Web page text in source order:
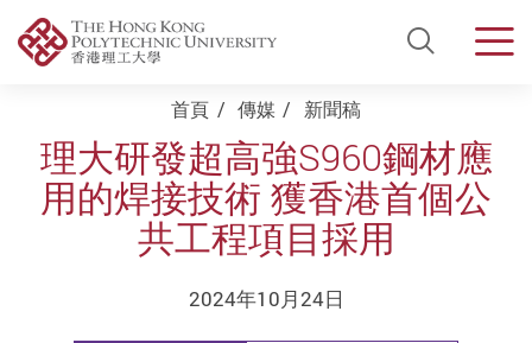
Open
Start main content首頁 傳媒 新聞稿
理大研發超高強S960鋼材應
用的焊接技術 獲香港首個公
共工程項目採用
2024年10月24日